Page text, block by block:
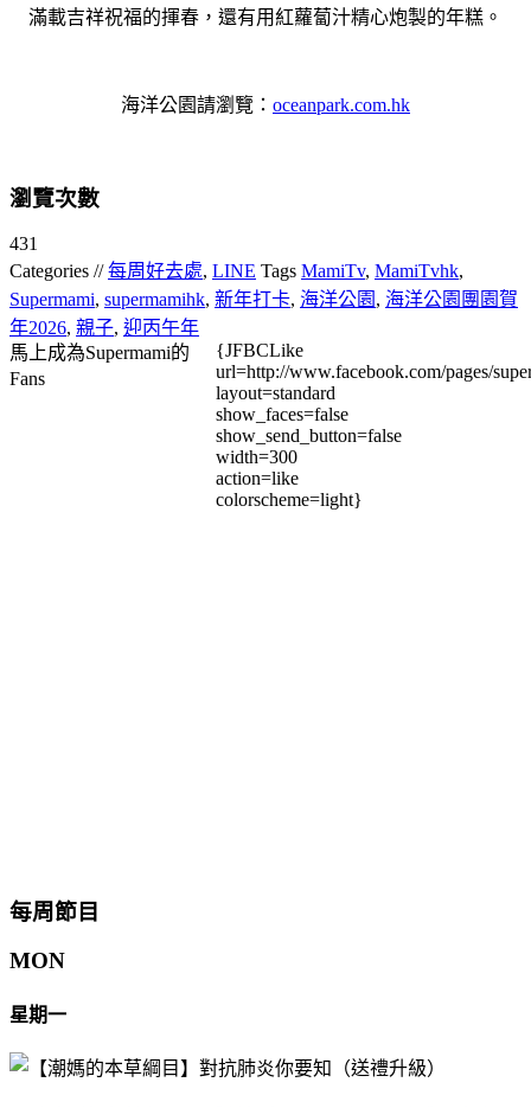
滿載吉祥祝福的揮春，還有用紅蘿蔔汁精心炮製的年糕。
海洋公園請瀏覽： oceanpark.com.hk
瀏覽次數
431
Categories //每周好去處, LINE Tags MamiTv, MamiTvhk,
Supermami, supermamihk, 新年打卡, 海洋公園 , 海洋公園團園賀
年2026, 親子, 迎丙午年
馬上成為Supermami的
Fans
{JFBCLike
url=http://www.facebook.com/pages/
layout=standard
show_faces=false
show_send_button=false
width=300
action=like
colorscheme=light}
每周節目
MON
星期一